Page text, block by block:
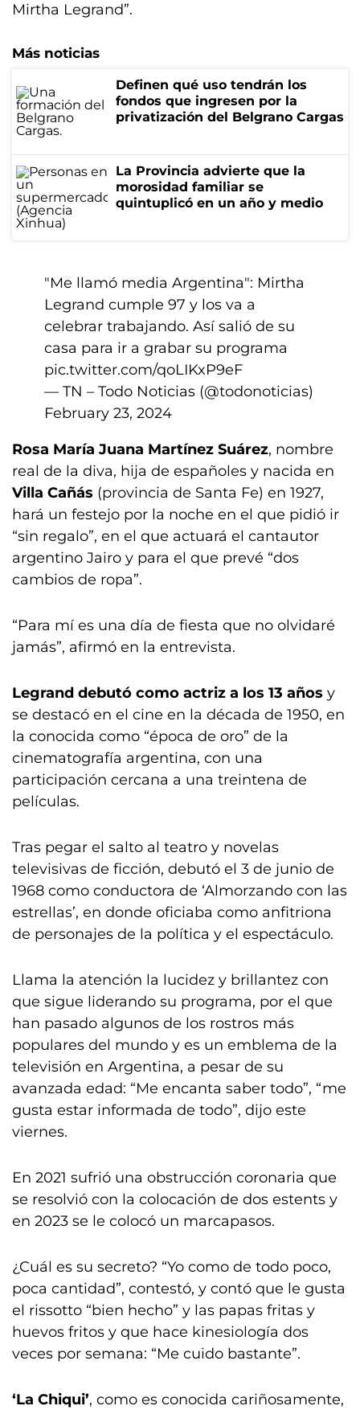
Mirtha Legrand”.
Más noticias
Definen qué uso tendrán los
fondos que ingresen por la
privatización del Belgrano Cargas
La Provincia advierte que la
morosidad familiar se
quintuplicó en un año y medio
"Me llamó media Argentina": Mirtha
Legrand cumple 97 y los va a
celebrar trabajando. Así salió de su
casa para ir a grabar su programa
pic.twitter.com/qoLIKxP9eF
— TN – Todo Noticias (@todonoticias)
February 23, 2024
Rosa María Juana Martínez Suárez, nombre
real de la diva, hija de españoles y nacida en
Villa Cañás (provincia de Santa Fe) en 1927,
hará un festejo por la noche en el que pidió ir
“sin regalo”, en el que actuará el cantautor
argentino Jairo y para el que prevé “dos
cambios de ropa”.
“Para mí es una día de fiesta que no olvidaré
jamás”, afirmó en la entrevista.
Legrand debutó como actriz a los 13 años y
se destacó en el cine en la década de 1950, en
la conocida como “época de oro” de la
cinematografía argentina, con una
participación cercana a una treintena de
películas.
Tras pegar el salto al teatro y novelas
televisivas de ficción, debutó el 3 de junio de
1968 como conductora de ‘Almorzando con las
estrellas’, en donde oficiaba como anfitriona
de personajes de la política y el espectáculo.
Llama la atención la lucidez y brillantez con
que sigue liderando su programa, por el que
han pasado algunos de los rostros más
populares del mundo y es un emblema de la
televisión en Argentina, a pesar de su
avanzada edad: “Me encanta saber todo”, “me
gusta estar informada de todo”, dijo este
viernes.
En 2021 sufrió una obstrucción coronaria que
se resolvió con la colocación de dos estents y
en 2023 se le colocó un marcapasos.
¿Cuál es su secreto? “Yo como de todo poco,
poca cantidad”, contestó, y contó que le gusta
el rissotto “bien hecho” y las papas fritas y
huevos fritos y que hace kinesiología dos
veces por semana: “Me cuido bastante”.
‘La Chiqui’, como es conocida cariñosamente,